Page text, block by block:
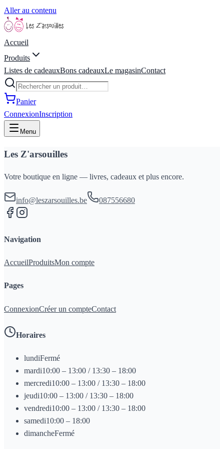
Aller au contenu
Accueil
Produits
Listes de cadeauxBons cadeauxLe magasinContact
Panier
ConnexionInscription
Menu
Les Z'arsouilles
Votre boutique en ligne — livres, cadeaux et plus encore.
info@leszarsouilles.be 087556680
Navigation
AccueilProduitsMon compte
Pages
ConnexionCréer un compteContact
Horaires
lundiFermé
mardi10:00 – 13:00 / 13:30 – 18:00
mercredi10:00 – 13:00 / 13:30 – 18:00
jeudi10:00 – 13:00 / 13:30 – 18:00
vendredi10:00 – 13:00 / 13:30 – 18:00
samedi10:00 – 18:00
dimancheFermé